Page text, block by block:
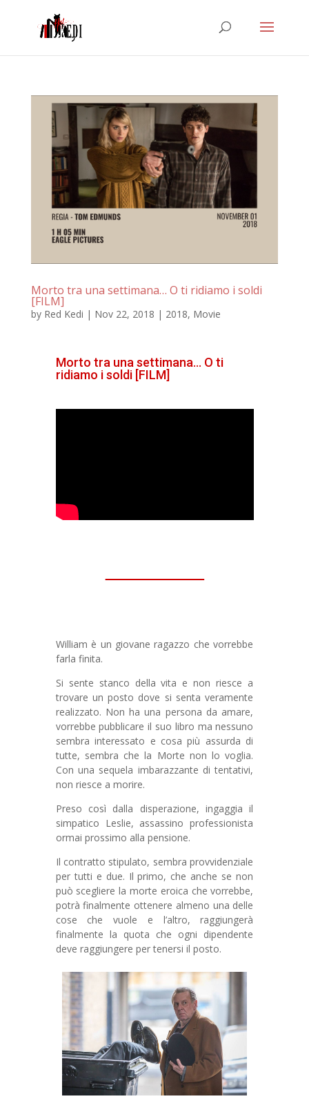
Morto tra una settimana… O ti ridiamo i soldi
[FILM]
by Red Kedi | Nov 22, 2018 | 2018, Movie
Morto tra una settimana… O ti
ridiamo i soldi [FILM]
William è un giovane ragazzo che vorrebbe
farla finita.
Si sente stanco della vita e non riesce a
trovare un posto dove si senta veramente
realizzato. Non ha una persona da amare,
vorrebbe pubblicare il suo libro ma nessuno
sembra interessato e cosa più assurda di
tutte, sembra che la Morte non lo voglia.
Con una sequela imbarazzante di tentativi,
non riesce a morire.
Preso così dalla disperazione, ingaggia il
simpatico Leslie, assassino professionista
ormai prossimo alla pensione.
Il contratto stipulato, sembra provvidenziale
per tutti e due. Il primo, che anche se non
può scegliere la morte eroica che vorrebbe,
potrà finalmente ottenere almeno una delle
cose che vuole e l’altro, raggiungerà
finalmente la quota che ogni dipendente
deve raggiungere per tenersi il posto.